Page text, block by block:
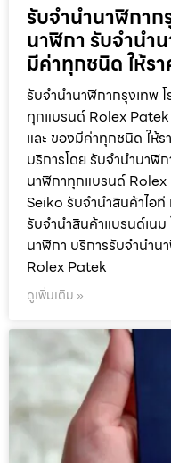
รับจำนำนาฬิกาก
นาฬิกา รับจำนำ
มีค่าทุกชนิด ให้ร
รับจำนำนาฬิกากรุงเทพ
ทุกแบรนด์ Rolex
และ ของมีค่าทุกชนิด ให้
บริการโดย รับจํานํานาฬิ
นาฬิกาทุกแบรนด์
Seiko รับจำนำสินค้าไอ
รับจำนำสินค้าแบรนด์เนม
นาฬิกา บริการรับจำนำน
Rolex Patek
ดูเพิ่มเติม »